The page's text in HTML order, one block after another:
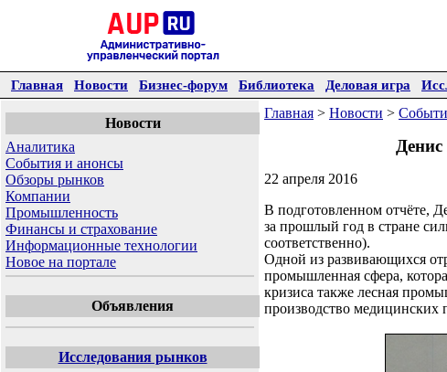
Главная Новости Бизнес-форум Библиотека Деловая игра
Новости
Аналитика
События и анонсы
Обзоры рынков
Компании
Промышленность
Финансы и страхование
Информационные технологии
Новое на портале
Объявления
Исследования рынков
Главная > Новости >
22 апреля 2016
В подготовленном отчёте,
за прошлый год в стране
соответственно).
Одной из развивающихся
промышленная сфера,
кризиса также лесная
производство медицинских